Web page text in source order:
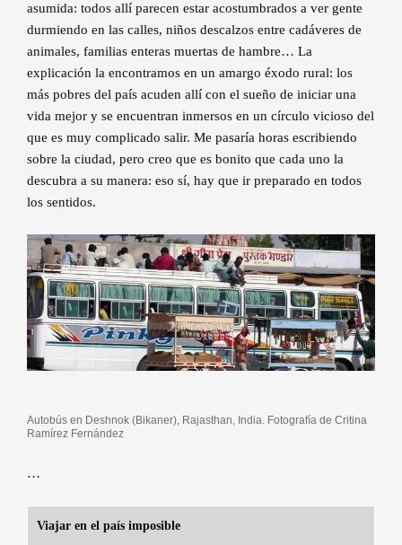
asumida: todos allí parecen estar acostumbrados a ver gente
durmiendo en las calles, niños descalzos entre cadáveres de
animales, familias enteras muertas de hambre… La
explicación la encontramos en un amargo éxodo rural: los
más pobres del país acuden allí con el sueño de iniciar una
vida mejor y se encuentran inmersos en un círculo vicioso del
que es muy complicado salir. Me pasaría horas escribiendo
sobre la ciudad, pero creo que es bonito que cada uno la
descubra a su manera: eso sí, hay que ir preparado en todos
los sentidos.
Autobús en Deshnok (Bikaner), Rajasthan, India. Fotografía de Critina
Ramírez Fernández
…
Viajar en el país imposible